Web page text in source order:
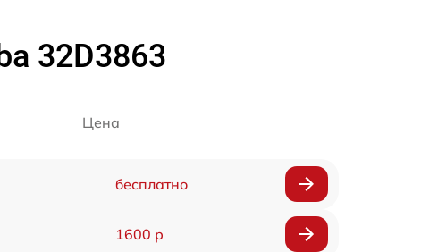
32D3863
Цена
бесплатно
1600 р